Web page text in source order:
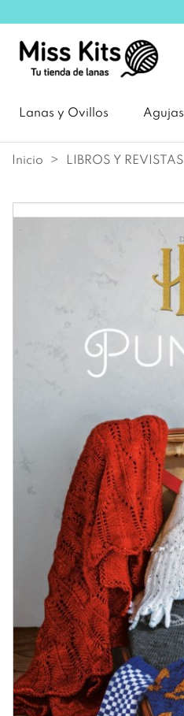
Lanas y Ovillos Agujas
Inicio LIBROS Y REVISTAS